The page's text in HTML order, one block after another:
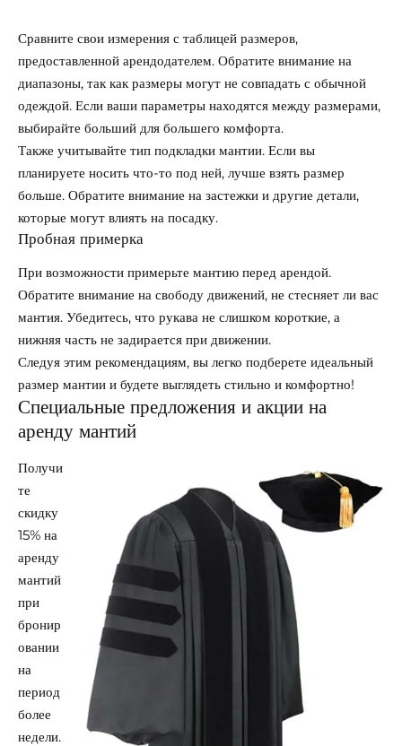
Сравните свои измерения с таблицей размеров,
предоставленной арендодателем. Обратите внимание на
диапазоны, так как размеры могут не совпадать с обычной
одеждой. Если ваши параметры находятся между размерами,
выбирайте больший для большего комфорта.
Также учитывайте тип подкладки мантии. Если вы
планируете носить что-то под ней, лучше взять размер
больше. Обратите внимание на застежки и другие детали,
которые могут влиять на посадку.
Пробная примерка
При возможности примерьте мантию перед арендой.
Обратите внимание на свободу движений, не стесняет ли вас
мантия. Убедитесь, что рукава не слишком короткие, а
нижняя часть не задирается при движении.
Следуя этим рекомендациям, вы легко подберете идеальный
размер мантии и будете выглядеть стильно и комфортно!
Специальные предложения и акции на
аренду мантий
Получи
те
скидку
15% на
аренду
мантий
при
бронир
овании
на
период
более
недели.